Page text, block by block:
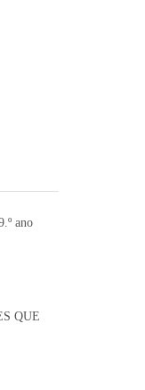
ano
QUE